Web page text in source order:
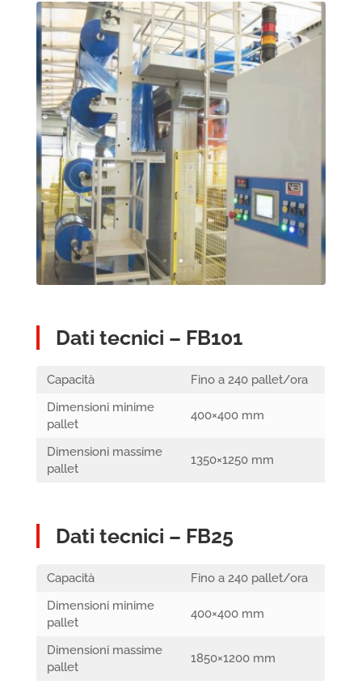
Dati tecnici – FB101
Capacità
Fino a 240 pallet/ora
Dimensioni minime
pallet
400×400 mm
Dimensioni massime
pallet
1350×1250 mm
Dati tecnici – FB25
Capacità
Fino a 240 pallet/ora
Dimensioni minime
pallet
400×400 mm
Dimensioni massime
pallet
1850×1200 mm